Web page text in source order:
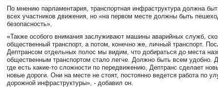
По мнению парламентария, транспортная инфраструктура должна
всех участников движения, но «на первом месте должны быть
безопасность».
«Также особого внимания заслуживают машины аварийных служб,
общественный транспорт, а потом, конечно же, личный транспорт.
Дептрансом отдельных полос мы видим, что добираться до места
общественным транспортом стало легче. Должно быть всем удобно.
где есть какие-то сложности по передвижению, Дептранс сделает
новые дороги. Они на месте не стоят, постоянно ведется работа по
дорожной инфраструктуры», - добавил он.